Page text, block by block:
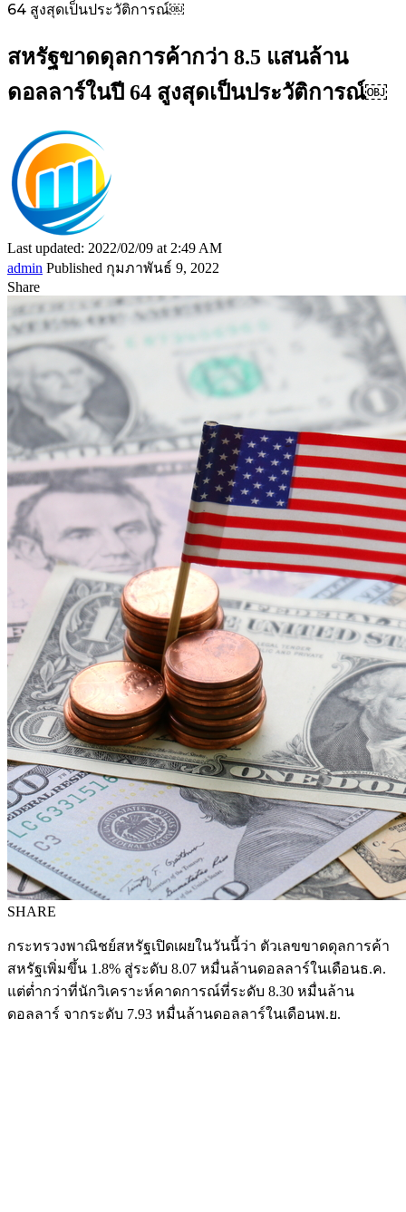
64 สูงสุดเป็นประวัติการณ์￼
สหรัฐขาดดุลการค้ากว่า 8.5 แสนล้าน
ดอลลาร์ในปี 64 สูงสุดเป็นประวัติการณ์￼
Last updated: 2022/02/09 at 2:49 AM
admin Published กุมภาพันธ์ 9, 2022
Share
SHARE
กระทรวงพาณิชย์สหรัฐเปิดเผยในวันนี้ว่า ตัวเลขขาดดุลการค้า
สหรัฐเพิ่มขึ้น 1.8% สู่ระดับ 8.07 หมื่นล้านดอลลาร์ในเดือนธ.ค.
แต่ต่ำกว่าที่นักวิเคราะห์คาดการณ์ที่ระดับ 8.30 หมื่นล้าน
ดอลลาร์ จากระดับ 7.93 หมื่นล้านดอลลาร์ในเดือนพ.ย.